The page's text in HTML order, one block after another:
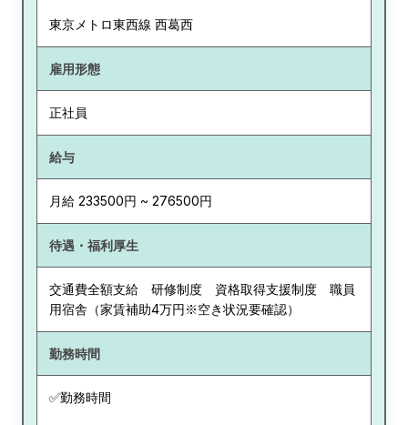
東京メトロ東西線 西葛西
雇用形態
正社員
給与
月給 233500円 ~ 276500円
待遇・福利厚生
交通費全額支給 研修制度 資格取得支援制度 職員
用宿舎（家賃補助4万円※空き状況要確認）
勤務時間
✅勤務時間